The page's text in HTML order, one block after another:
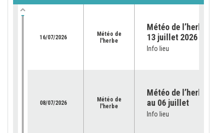
16/07/2026
Météo de
l'herbe
Météo de l’herbe
13 juillet 2026
Info lieu
08/07/2026
Météo de
l'herbe
Météo de l’herbe –
au 06 juillet
Info lieu